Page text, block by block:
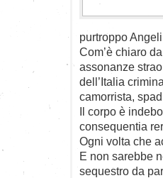
purtroppo
Com’è chiaro
assonanze
dell’Italia
camorrista,
Il corpo è
consequentia
Ogni volta che
E non sarebbe
sequestro da